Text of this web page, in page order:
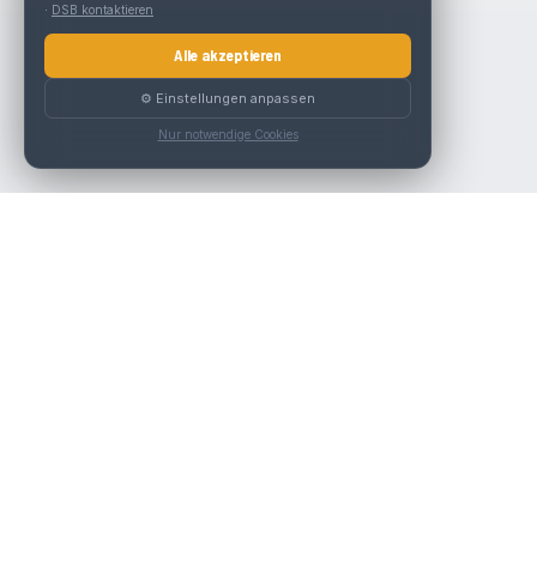
· DSB kontaktieren
Alle akzeptieren
⚙️ Einstellungen anpassen
Nur notwendige Cookies